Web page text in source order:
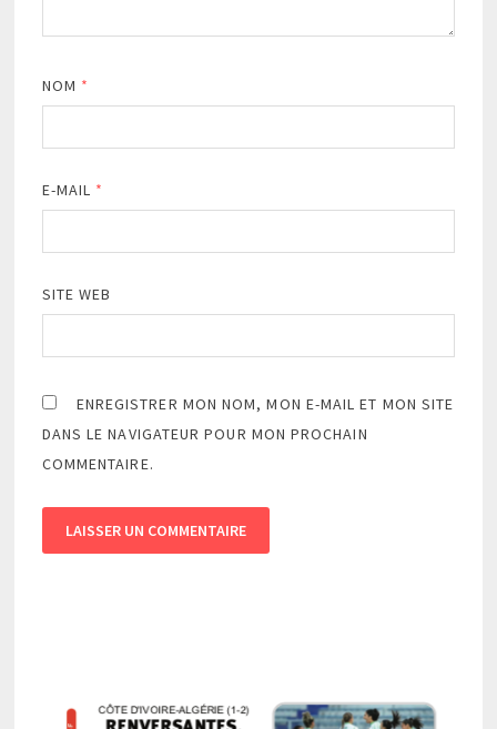
NOM *
E-MAIL *
SITE WEB
ENREGISTRER MON NOM, MON E-MAIL ET MON SITE
DANS LE NAVIGATEUR POUR MON PROCHAIN
COMMENTAIRE.